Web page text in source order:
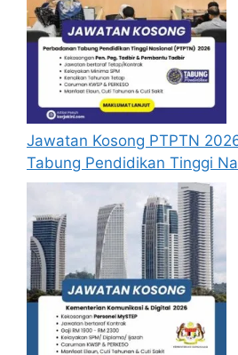
Jawatan Kosong PTPTN
Tabung Pendidikan Tinggi